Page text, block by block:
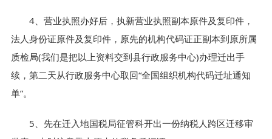
4、营业执照办好后，执新营业执照副本原件及复印件，
法人身份证原件及复印件，原先的机构代码证正副本到原所属
质检局(我们是把以上资料交到县行政服务中心)办理迁出手
续，第二天从行政服务中心取回“全国组织机构代码迁址通知
单”。
5、先在迁入地国税局征管科开出一份纳税人跨区迁移审